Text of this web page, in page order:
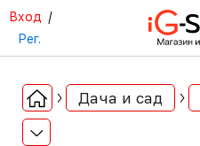
Вход /
Рег.
Дача и сад